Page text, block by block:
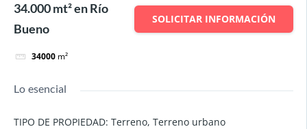
34.000 mt² en Río
Bueno
34000 m²
SOLICITAR INFORMACIÓN
Lo esencial
TIPO DE PROPIEDAD: Terreno, Terreno urbano